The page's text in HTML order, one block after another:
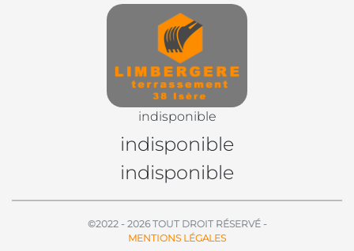
indisponible
indisponible
indisponible
©2022 - 2026 TOUT DROIT RÉSERVÉ -
MENTIONS LÉGALES